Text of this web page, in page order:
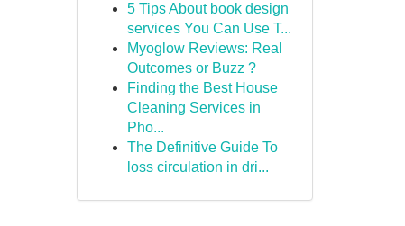
5 Tips About book design
services You Can Use T...
Myoglow Reviews: Real
Outcomes or Buzz ?
Finding the Best House
Cleaning Services in
Pho...
The Definitive Guide To
loss circulation in dri...